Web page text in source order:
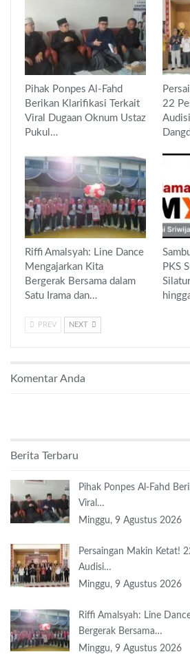
Pihak Ponpes Al-Fahd
Berikan Klarifikasi Terkait
Viral Dugaan Oknum Ustaz
Pukul…
22
Riffi Amalsyah: Line Dance
Mengajarkan Kita
Bergerak Bersama dalam
Satu Irama dan…
PKS
PREV NEXT
Komentar Anda
Berita Terbaru
Pihak Ponpes Al-Fahd
Viral…
Minggu, 9 Agustus 2026
Persaingan Makin Ketat!
Audisi…
Minggu, 9 Agustus 2026
Riffi Amalsyah: Line
Bergerak Bersama…
Minggu, 9 Agustus 2026